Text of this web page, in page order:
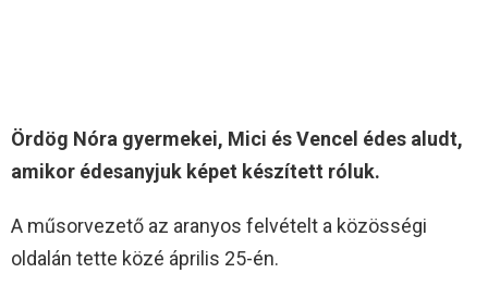
Ördög Nóra gyermekei, Mici és Vencel édes aludt,
amikor édesanyjuk képet készített róluk.
A műsorvezető az aranyos felvételt a közösségi
oldalán tette közé április 25-én.